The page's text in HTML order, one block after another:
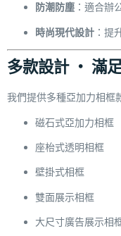
防潮防塵 ：適合辦
時尚現代設計 ：提
多款設計 ‧ 滿
我們提供多種亞加力相框
磁石式亞加力相框
座枱式透明相框
壁掛式相框
雙面展示相框
大尺寸廣告展示相